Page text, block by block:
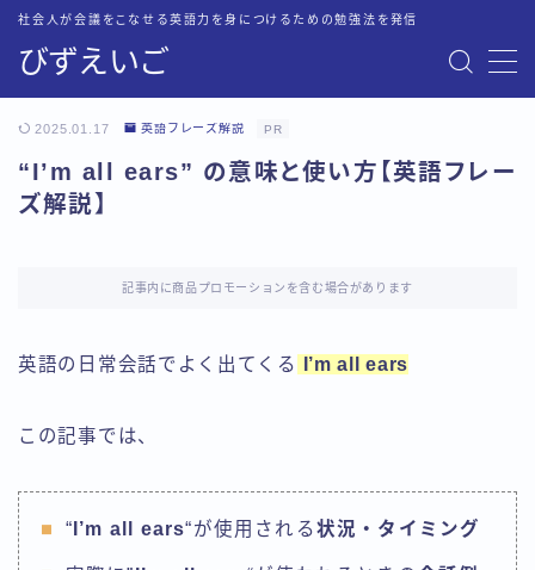
びずえいご
社会人が会議をこなせる英語力を身につけるための勉強法を発信
プライバシーポリシー
英語会議に必要な英語力を最短・最速で身につける方法
2025.01.17 英語フレーズ解説 PR
“I’m all ears” の意味と使い方【英語フレー
ズ解説】
記事内に商品プロモーションを含む場合があります
英語の日常会話でよく出てくる I’m all ears
この記事では、
“ I’m all ears“が使用される状況・タイミング